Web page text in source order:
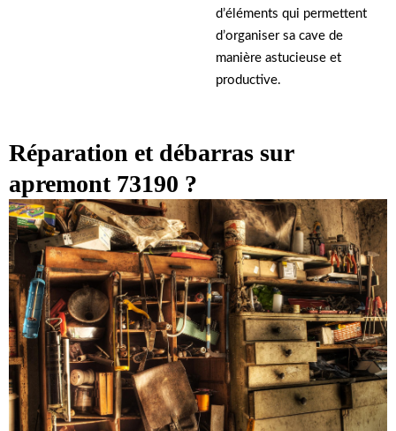
d’éléments qui permettent
d’organiser sa cave de
manière astucieuse et
productive.
Réparation et débarras sur
apremont 73190 ?